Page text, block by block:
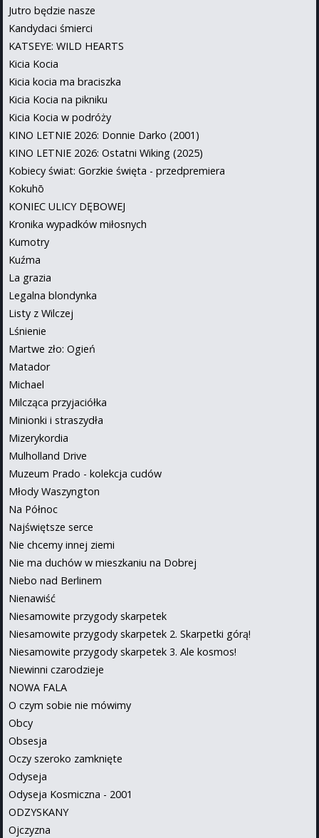
Jutro będzie nasze
Kandydaci śmierci
KATSEYE: WILD HEARTS
Kicia Kocia
Kicia kocia ma braciszka
Kicia Kocia na pikniku
Kicia Kocia w podróży
KINO LETNIE 2026: Donnie Darko (2001)
KINO LETNIE 2026: Ostatni Wiking (2025)
Kobiecy świat: Gorzkie święta - przedpremiera
Kokuhō
KONIEC ULICY DĘBOWEJ
Kronika wypadków miłosnych
Kumotry
Kuźma
La grazia
Legalna blondynka
Listy z Wilczej
Lśnienie
Martwe zło: Ogień
Matador
Michael
Milcząca przyjaciółka
Minionki i straszydła
Mizerykordia
Mulholland Drive
Muzeum Prado - kolekcja cudów
Młody Waszyngton
Na Północ
Najświętsze serce
Nie chcemy innej ziemi
Nie ma duchów w mieszkaniu na Dobrej
Niebo nad Berlinem
Nienawiść
Niesamowite przygody skarpetek
Niesamowite przygody skarpetek 2. Skarpetki górą!
Niesamowite przygody skarpetek 3. Ale kosmos!
Niewinni czarodzieje
NOWA FALA
O czym sobie nie mówimy
Obcy
Obsesja
Oczy szeroko zamknięte
Odyseja
Odyseja Kosmiczna - 2001
ODZYSKANY
Ojczyzna